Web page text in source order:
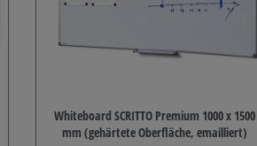
Whiteboard SCRITTO Premium 1000 x 1500
mm (gehärtete Oberfläche, emailliert)